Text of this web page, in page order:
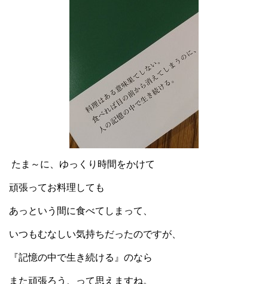
たま～に、ゆっくり時間をかけて
頑張ってお料理しても
あっという間に食べてしまって、
いつもむなしい気持ちだったのですが、
『記憶の中で生き続ける』のなら
また頑張ろう、って思えますね。